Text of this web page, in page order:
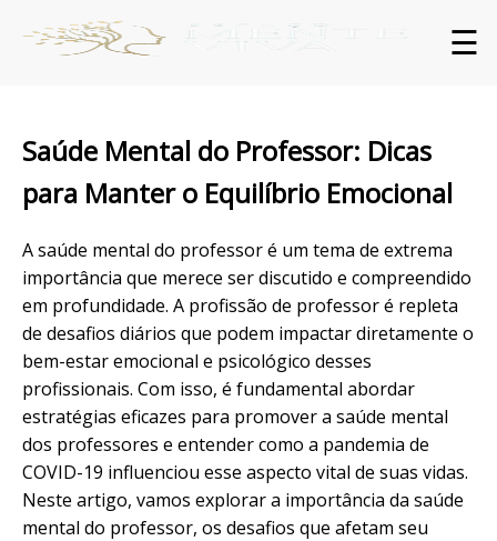
☰
Saúde Mental do Professor: Dicas
para Manter o Equilíbrio Emocional
A saúde mental do professor é um tema de extrema
importância que merece ser discutido e compreendido
em profundidade. A profissão de professor é repleta
de desafios diários que podem impactar diretamente o
bem-estar emocional e psicológico desses
profissionais. Com isso, é fundamental abordar
estratégias eficazes para promover a saúde mental
dos professores e entender como a pandemia de
COVID-19 influenciou esse aspecto vital de suas vidas.
Neste artigo, vamos explorar a importância da saúde
mental do professor, os desafios que afetam seu